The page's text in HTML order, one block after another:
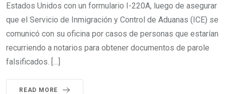
Estados Unidos con un formulario I-220A, luego de asegurar
que el Servicio de Inmigración y Control de Aduanas (ICE) se
comunicó con su oficina por casos de personas que estarían
recurriendo a notarios para obtener documentos de parole
falsificados. […]
READ MORE